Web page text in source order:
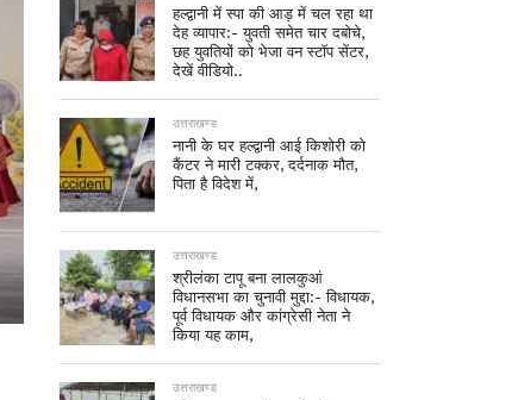
हल्द्वानी में स्पा की आड़ में चल रहा था
देह व्यापार:- युवती समेत चार दबोचे,
छह युवतियों को भेजा वन स्टॉप सेंटर,
देखें वीडियो..
उत्तराखण्ड
नानी के घर हल्द्वानी आई किशोरी को
कैंटर ने मारी टक्कर, दर्दनाक मौत,
पिता है विदेश में,
उत्तराखण्ड
श्रीलंका टापू बना लालकुआं
विधानसभा का चुनावी मुद्दा:- विधायक,
पूर्व विधायक और कांग्रेसी नेता ने
किया यह काम,
उत्तराखण्ड